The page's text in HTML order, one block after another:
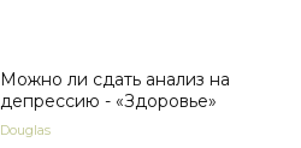
Можно ли сдать анализ на
депрессию - «Здоровье»
Douglas